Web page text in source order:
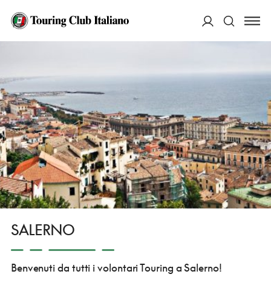
HOME
LA STRUTTURA VOLONTARIA
CAMPANIA
SALERNO
Benvenuti da tutti i volontari Touring a Salerno!